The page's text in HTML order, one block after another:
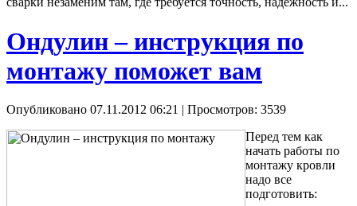
Ондулин – инструкция по
монтажу поможет вам
Опубликовано 07.11.2012 06:21 | Просмотров: 3539
Перед тем как
начать работы по
монтажу кровли
надо все
подготовить: